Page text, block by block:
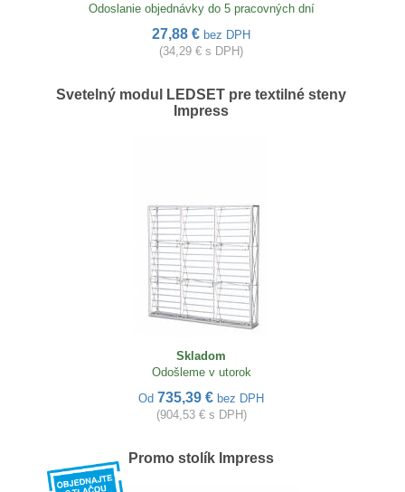
Odoslanie objednávky do 5 pracovných dní
27,88 € bez DPH
(34,29 € s DPH)
Svetelný modul LEDSET pre textilné steny
Impress
Skladom
Odošleme v utorok
Od 735,39 € bez DPH
(904,53 € s DPH)
Promo stolík Impress